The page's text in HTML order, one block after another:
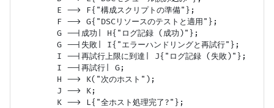
        E --> F{"構成スクリプトの準備"};
        F --> G{"DSCリソースのテストと適用"};
        G --|成功| H{"ログ記録 (成功)"};
        G --|失敗| I{"エラーハンドリングと再試行"};
        I --|再試行上限に到達| J{"ログ記録 (失敗)"};
        I --|再試行| G;
        H --> K("次のホスト");
        J --> K;
        K --> L{"全ホスト処理完了?"};